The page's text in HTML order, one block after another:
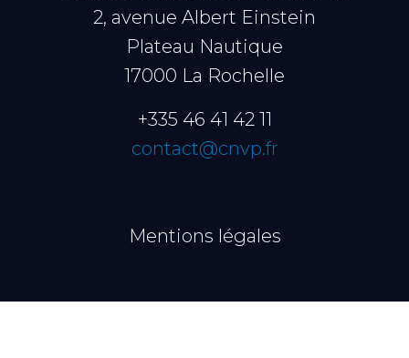
2, avenue Albert Einstein
Plateau Nautique
17000 La Rochelle
+335 46 41 42 11
contact@cnvp.fr
Mentions légales